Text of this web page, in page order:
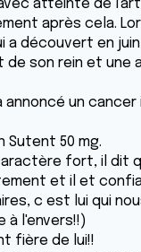
atteinte de
après cela.
a découvert en
de son rein et une
annoncé un
Sutent 50 mg.
fort, il dit
et il et
c est lui qui
à l'envers!!)
fière de lui!!